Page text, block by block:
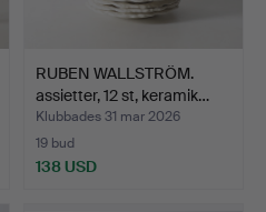
RUBEN WALLSTRÖM.
assietter, 12 st, keramik…
Klubbades 31 mar 2026
19 bud
138 USD